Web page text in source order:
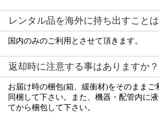
レンタル品を海外に持ち出すこと
国内のみのご利用とさせて頂きます。
返却時に注意する事はありますか？
お届け時の梱包(箱、緩衝材)をそのまま
同梱して下さい。また、機器・配管内に
てから梱包して下さい。